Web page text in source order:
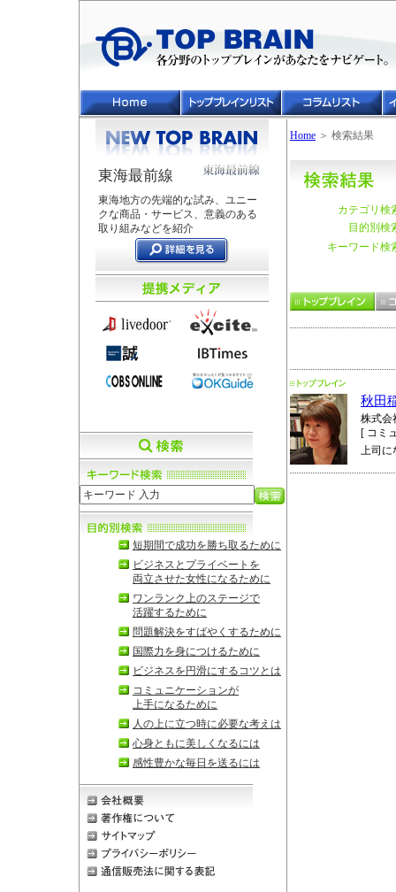
東海最前線
東海地方の先端的な試み、ユニー
クな商品・サービス、意義のある
取り組みなどを紹介
短期間で成功を勝ち取るために
ビジネスとプライベートを
両立させた女性になるために
ワンランク上のステージで
活躍するために
問題解決をすばやくするために
国際力を身につけるために
ビジネスを円滑にするコツとは
コミュニケーションが
上手になるために
人の上に立つ時に必要な考えは
心身ともに美しくなるには
感性豊かな毎日を送るには
Home ＞ 検索結果
カテゴリ検
目的別検
キーワード検
秋田
株式会
[ コミ
上司に